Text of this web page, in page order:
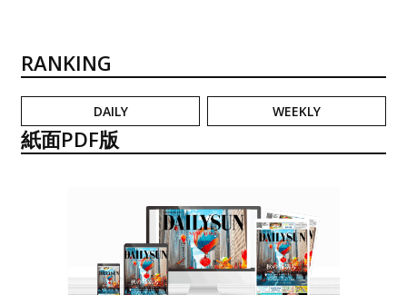
RANKING
DAILY WEEKLY
紙面PDF版